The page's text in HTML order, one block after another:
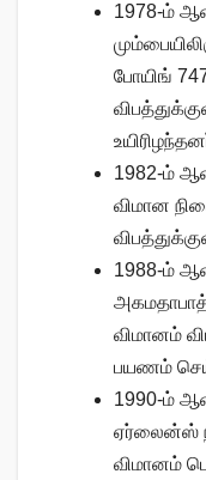
1978-ம்
போயிங்
1982-ம்
விமான
1988-ம்
விமானம்
பயணம்
1990-ம்
ஏர்லைன்ஸ்
விமானம்